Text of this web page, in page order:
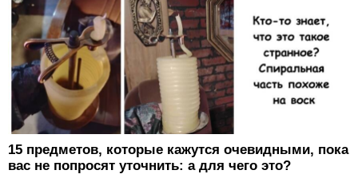
15 предметов, которые кажутся очевидными, пока
вас не попросят уточнить: а для чего это?